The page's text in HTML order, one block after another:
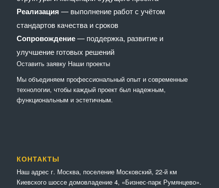
Реализация — выполнение работ с учётом
стандартов качества и сроков
Сопровождение— поддержка, развитие и
улучшение готовых решений
Оставить заявку Наши проекты
Мы объединяем профессиональный опыт и современные
технологии, чтобы каждый проект был надежным,
функциональным и эстетичным.
КОНТАКТЫ
Наш адрес г. Москва, поселение Московский, 22-й км
Киевского шоссе домовладение 4, «Бизнес-парк Румянцево».